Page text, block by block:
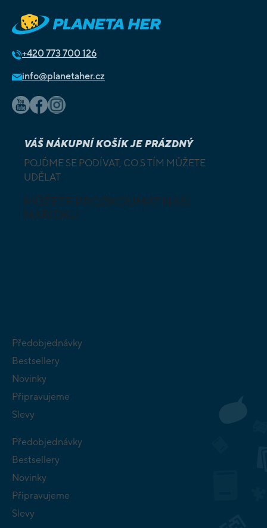
+420 773 700 126
info@planetaher.cz
VÁŠ NÁKUPNÍ KOŠÍK JE PRÁZDNÝ
POJĎME SE PODÍVAT, CO S TÍM MŮŽETE
UDĚLAT
MŮŽETE PROZKOUMAT NAŠI
NABÍDKU
Předobjednávky
Bestsellery
Novinky
Připravujeme
Slevy
Předobjednávky
Bestsellery
Novinky
Připravujeme
Slevy